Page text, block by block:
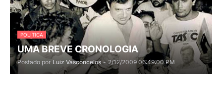
POLITICA
UMA BREVE CRONOLOGIA
Postado por Luiz Vasconcelos - 2/12/2009 06:49:00 PM